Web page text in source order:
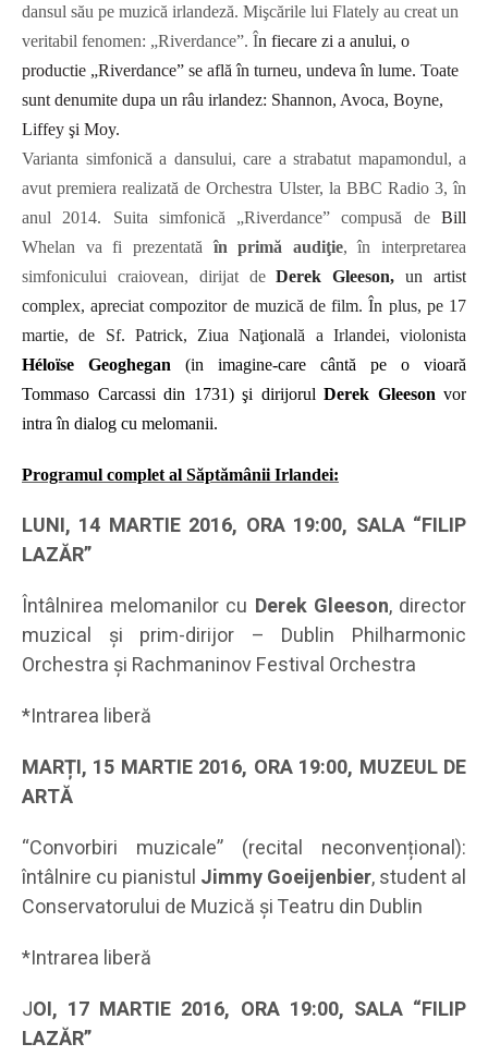
dansul său pe muzică irlandeză. Mişcările lui Flately au creat un
veritabil fenomen: „Riverdance”. În fiecare zi a anului, o
productie „Riverdance” se află în turneu, undeva în lume. Toate
sunt denumite dupa un râu irlandez: Shannon, Avoca, Boyne,
Liffey şi Moy.
Varianta simfonică a dansului, care a strabatut mapamondul, a
avut premiera realizată de Orchestra Ulster, la BBC Radio 3, în
anul 2014. Suita simfonică „Riverdance” compusă de Bill
Whelan va fi prezentatăîn primă audiţie, în interpretarea
simfonicului craiovean, dirijat deDerek Gleeson,un artist
complex, apreciat compozitor de muzică de film. În plus, pe 17
martie, de Sf. Patrick, Ziua Naţională a Irlandei, violonista
Héloïse Geoghegan (in imagine-care cântă pe o vioară
Tommaso Carcassi din 1731) şi dirijorul Derek Gleeson vor
intra în dialog cu melomanii.
Programul complet al Săptămânii Irlandei:
LUNI, 14 MARTIE 2016, ORA 19:00, SALA “FILIP
LAZĂR”
Întâlnirea melomanilor cu Derek Gleeson, director
muzical şi prim-dirijor – Dublin Philharmonic
Orchestra şi Rachmaninov Festival Orchestra
*Intrarea liberă
MARȚI, 15 MARTIE 2016, ORA 19:00, MUZEUL DE
ARTĂ
“Convorbiri muzicale” (recital neconvențional):
întâlnire cu pianistul Jimmy Goeijenbier, student al
Conservatorului de Muzică şi Teatru din Dublin
*Intrarea liberă
JOI, 17 MARTIE 2016, ORA 19:00, SALA “FILIP
LAZĂR”